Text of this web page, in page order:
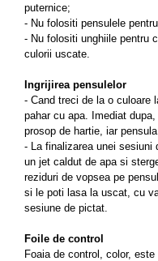
puternice;
- Nu folositi pensulele
- Nu folositi unghiile pentru
culorii uscate.
Ingrijirea pensulelor
- Cand treci de la o culoare
pahar cu apa. Imediat
prosop de hartie, iar
- La finalizarea unei
un jet caldut de apa si
reziduri de vopsea pe
si le poti lasa la uscat, cu
sesiune de pictat.
Foile de control
Foaia de control, color,